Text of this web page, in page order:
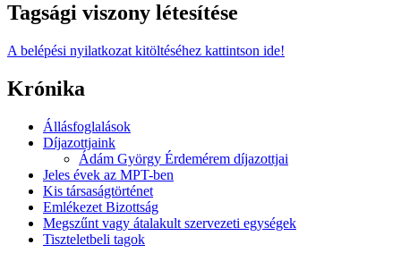
Tagsági viszony létesítése
A belépési nyilatkozat kitöltéséhez kattintson ide!
Krónika
Állásfoglalások
Díjazottjaink
Ádám György Érdemérem díjazottjai
Jeles évek az MPT-ben
Kis társaságtörténet
Emlékezet Bizottság
Megszűnt vagy átalakult szervezeti egységek
Tiszteletbeli tagok